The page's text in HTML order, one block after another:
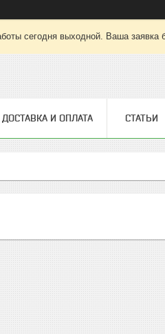
сегодня выходной. Ваша заявка
ДОСТАВКА И ОПЛАТА СТАТЬИ